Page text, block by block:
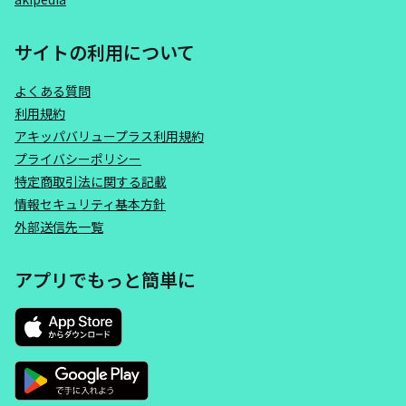
サイトの利用について
よくある質問
利用規約
アキッパバリュープラス利用規約
プライバシーポリシー
特定商取引法に関する記載
情報セキュリティ基本方針
外部送信先一覧
アプリでもっと簡単に